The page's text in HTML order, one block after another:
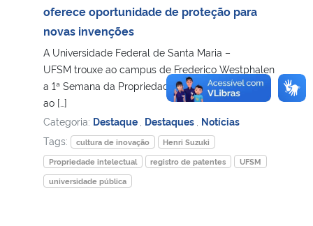
oferece oportunidade de proteção para
novas invenções
A Universidade Federal de Santa Maria –
UFSM trouxe ao campus de Frederico Westphalen
a 1ª Semana da Propriedade Intelectual. Da ideia
ao […]
Categoria: Destaque Destaques Notícias
Tags:
cultura de inovação
Henri Suzuki
Propriedade intelectual
registro de patentes
UFSM
universidade pública